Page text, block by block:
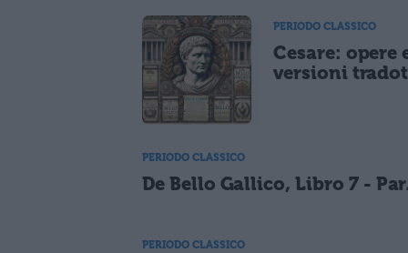
PERIODO CLASSICO
Cesare: opere
versioni
PERIODO CLASSICO
De Bello Gallico, Libro 7 -
PERIODO CLASSICO